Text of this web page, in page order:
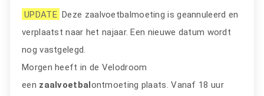
UPDATE Deze zaalvoetbalmoeting is geannuleerd en
verplaatst naar het najaar. Een nieuwe datum wordt
nog vastgelegd.
Morgen heeft in de Velodroom
een zaalvoetbalontmoeting plaats. Vanaf 18 uur